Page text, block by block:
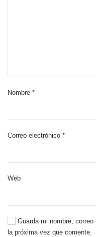
Nombre *
Correo electrónico *
Web
Guarda mi nombre,
la próxima vez que comente.